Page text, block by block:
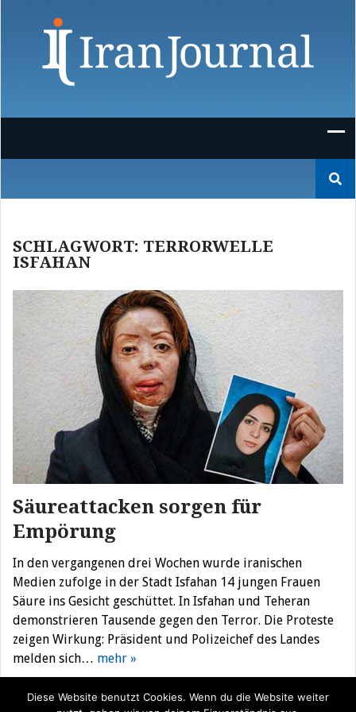
nach:
SCHLAGWORT: TERRORWELLE
ISFAHAN
Säureattacken sorgen für
Empörung
In den vergangenen drei Wochen wurde iranischen
Medien zufolge in der Stadt Isfahan 14 jungen Frauen
Säure ins Gesicht geschüttet. In Isfahan und Teheran
demonstrieren Tausende gegen den Terror. Die Proteste
zeigen Wirkung: Präsident und Polizeichef des Landes
melden sich… mehr »
Diese Website benutzt Cookies. Wenn du die Website weiter